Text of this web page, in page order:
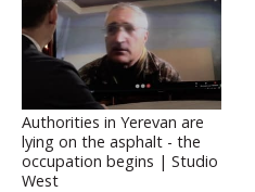
Authorities in Yerevan are
lying on the asphalt - the
occupation begins | Studio
West